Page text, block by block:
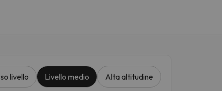
livello Livello medio Alta altitudine